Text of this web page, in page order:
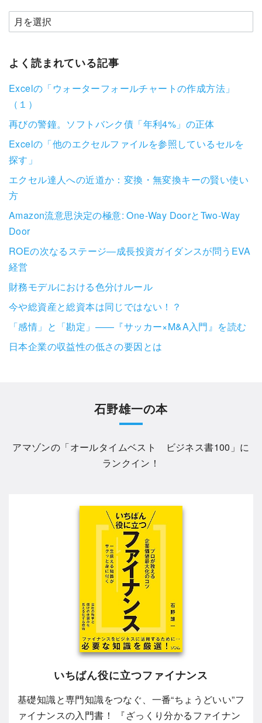
よく読まれている記事
Excelの「ウォーターフォールチャートの作成方法」
（１）
再びの警鐘。ソフトバンク債「年利4%」の正体
Excelの「他のエクセルファイルを参照しているセルを
探す」
エクセル達人への近道か：変換・無変換キーの賢い使い
方
Amazon流意思決定の極意: One-Way DoorとTwo-Way
Door
ROEの次なるステージ―成長投資ガイダンスが問うEVA
経営
財務モデルにおける色分けルール
今や総資産と総資本は同じではない！？
「感情」と「勘定」——『サッカー×M&A入門』を読む
日本企業の収益性の低さの要因とは
石野雄一の本
アマゾンの「オールタイムベスト ビジネス書100 」に
ランクイン！
いちばん役に立つファイナンス
基礎知識と専門知識をつなぐ、一番“ちょうどいい”フ
ァイナンスの入門書！ 『ざっくり分かるファイナン